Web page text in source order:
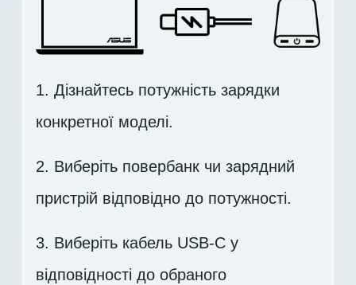
1. Дізнайтесь потужність зарядки
конкретної моделі.
2. Виберіть повербанк чи зарядний
пристрій відповідно до потужності.
3. Виберіть кабель USB-C у
відповідності до обраного